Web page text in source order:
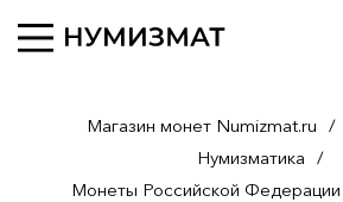
Магазин монет Numizmat.ru /
Нумизматика /
Монеты Российской Федерации